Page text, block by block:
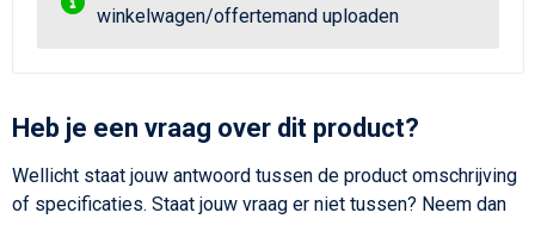
winkelwagen/offertemand uploaden
Heb je een vraag over dit product?
Wellicht staat jouw antwoord tussen de product omschrijving
of specificaties. Staat jouw vraag er niet tussen? Neem dan